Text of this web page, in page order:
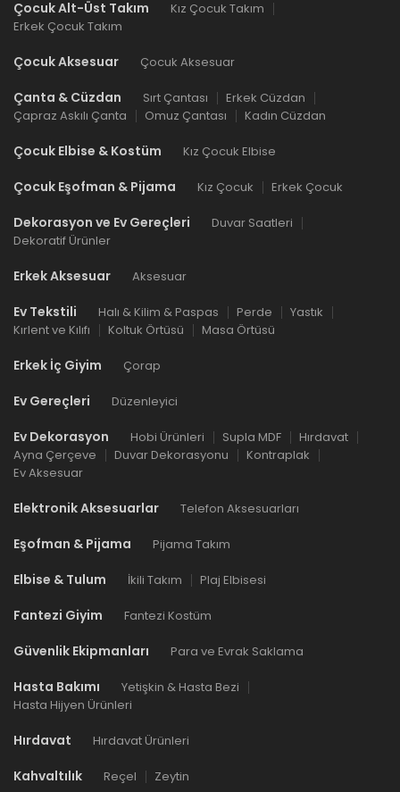
Çocuk Alt-Üst Takım
Kız Çocuk Takım
Erkek Çocuk Takım
Çocuk Aksesuar Çocuk Aksesuar
Çanta & Cüzdan Sırt Çantası
Erkek Cüzdan
Çapraz Askılı Çanta
Omuz Çantası Kadın Cüzdan
Çocuk Elbise & Kostüm Kız Çocuk Elbise
Çocuk Eşofman & Pijama Kız Çocuk Erkek Çocuk
Dekorasyon ve Ev Gereçleri
Duvar Saatleri
Dekoratif Ürünler
Erkek Aksesuar Aksesuar
Ev Tekstili Halı & Kilim & Paspas Perde
Yastık
Kırlent ve Kılıfı
Koltuk Örtüsü Masa Örtüsü
Erkek İç Giyim Çorap
Ev Gereçleri Düzenleyici
Ev Dekorasyon Hobi Ürünleri Supla MDF
Hırdavat
Ayna Çerçeve
Duvar Dekorasyonu
Kontraplak
Ev Aksesuar
Elektronik Aksesuarlar Telefon Aksesuarları
Eşofman & Pijama Pijama Takım
Elbise & Tulum İkili Takım Plaj Elbisesi
Fantezi Giyim Fantezi Kostüm
Güvenlik Ekipmanları Para ve Evrak Saklama
Hasta Bakımı
Yetişkin & Hasta Bezi
Hasta Hijyen Ürünleri
Hırdavat Hırdavat Ürünleri
Kahvaltılık Reçel Zeytin